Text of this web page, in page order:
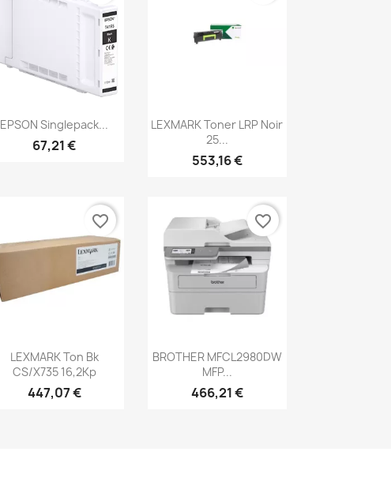
Aperçu rapide
EPSON Singlepack...
67,21 €
Aperçu rapide
LEXMARK Toner LRP Noir
25...
553,16 €
Aperçu rapide
LEXMARK Ton Bk
CS/X735 16,2Kp
447,07 €
favorite_border
Aperçu rapide
BROTHER MFCL2980DW
MFP...
466,21 €
favorite_border